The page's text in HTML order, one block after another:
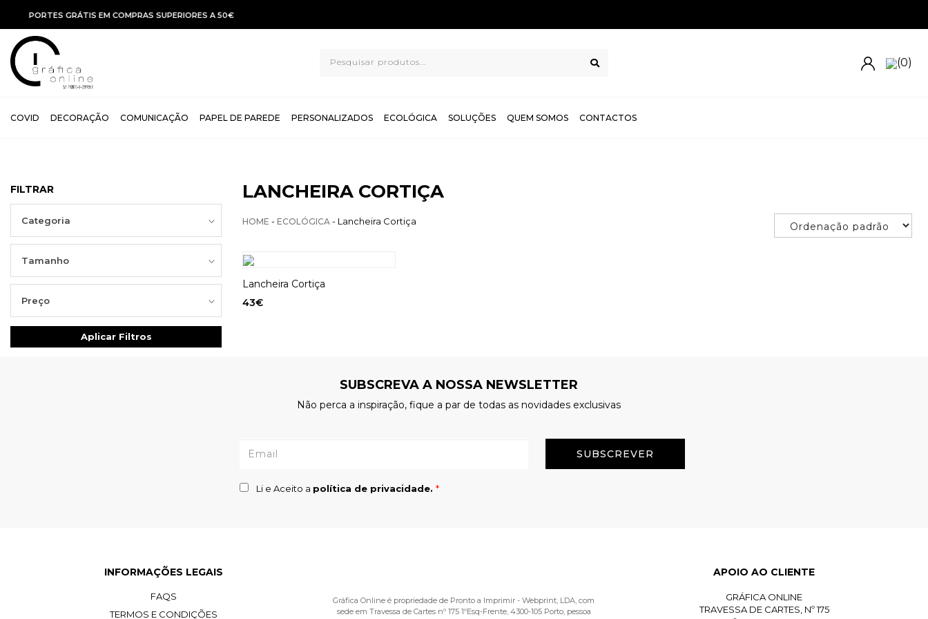
(0)
COVID DECORAÇÃO COMUNICAÇÃO PAPEL DE PAREDE PERSONALIZADOS ECOLÓGICA SOLUÇÕES QUEM SOMOS CONTACTOS
FILTRAR
Categoria
Tamanho
Preço
Aplicar Filtros
LANCHEIRA CORTIÇA
HOME - ECOLÓGICA - Lancheira Cortiça
Lancheira Cortiça
43€
SUBSCREVA A NOSSA NEWSLETTER
Não perca a inspiração, fique a par de todas as novidades exclusivas
Li e Aceito a política de privacidade. *
INFORMAÇÕES LEGAIS
FAQS
TERMOS E CONDIÇÕES
Gráfica Online é propriedade de Pronto a Imprimir - Webprint, LDA, com
sede em Travessa de Cartes nº 175 1ºEsq-Frente, 4300-105 Porto, pessoa
APOIO AO CLIENTE
GRÁFICA ONLINE
TRAVESSA DE CARTES, Nº 175